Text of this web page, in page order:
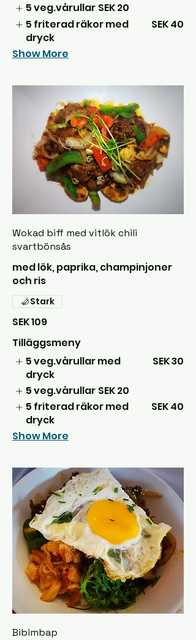
5 veg.vårullar SEK 20
5 friterad räkor med
dryck
SEK 40
Show More
Wokad biff med vitlök chili
svartbönsås
med lök, paprika, champinjoner
och ris
SEK 109
Stark
Tilläggsmeny
5 veg.vårullar med
dryck
SEK 30
5 veg.vårullar SEK 20
5 friterad räkor med
dryck
SEK 40
Show More
Bibimbap